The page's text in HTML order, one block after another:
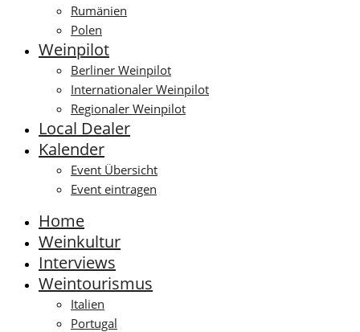
Rumänien
Polen
Weinpilot
Berliner Weinpilot
Internationaler Weinpilot
Regionaler Weinpilot
Local Dealer
Kalender
Event Übersicht
Event eintragen
Home
Weinkultur
Interviews
Weintourismus
Italien
Portugal